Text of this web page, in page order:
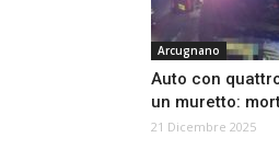
Arcugnano
Auto con
un muretto:
21 Dicembre 2025